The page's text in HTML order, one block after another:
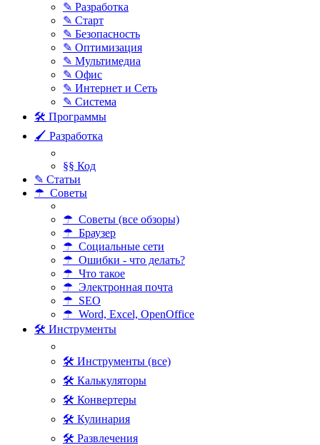
✎ Разработка
✎ Старт
✎ Безопасность
✎ Оптимизация
✎ Мультимедиа
✎ Офис
✎ Интернет и Сеть
✎ Система
🛠 Программы
🖌 Разработка
§§ Код
✎ Статьи
☂ Советы
☂ Советы (все обзоры)
☂ Браузер
☂ Социальные сети
☂ Ошибки - что делать?
☂ Что такое
☂ Электронная почта
☂ SEO
☂ Word, Excel, OpenOffice
🛠 Инструменты
🛠 Инструменты (все)
🛠 Калькуляторы
🛠 Конвертеры
🛠 Кулинария
🛠 Развлечения